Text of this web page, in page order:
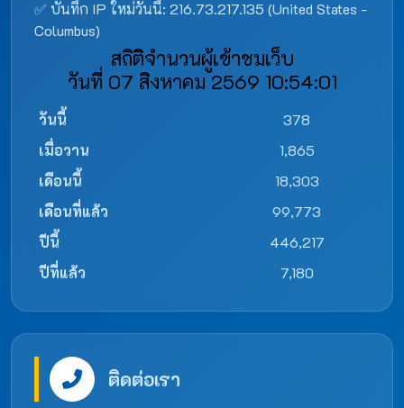
✅ บันทึก IP ใหม่วันนี้: 216.73.217.135 (United States -
Columbus)
สถิติจำนวนผู้เข้าชมเว็บ
วันที่ 07 สิงหาคม 2569 10:54:01
วันนี้
378
เมื่อวาน
1,865
เดือนนี้
18,303
เดือนที่แล้ว
99,773
ปีนี้
446,217
ปีที่แล้ว
7,180
ติดต่อเรา